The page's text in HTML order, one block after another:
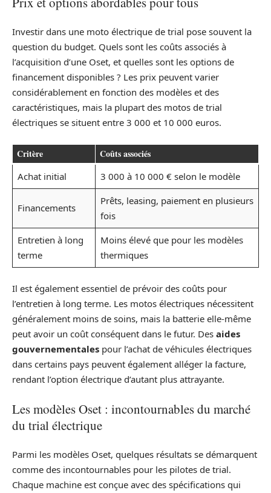
Investir dans une moto électrique de trial pose souvent la
question du budget. Quels sont les coûts associés à
l’acquisition d’une Oset, et quelles sont les options de
financement disponibles ? Les prix peuvent varier
considérablement en fonction des modèles et des
caractéristiques, mais la plupart des motos de trial
électriques se situent entre 3 000 et 10 000 euros.
Critère Coûts associés
Achat initial 3 000 à 10 000 € selon le modèle
Financements
Prêts, leasing, paiement en plusieurs
fois
Entretien à long
terme
Moins élevé que pour les modèles
thermiques
Il est également essentiel de prévoir des coûts pour
l’entretien à long terme. Les motos électriques nécessitent
généralement moins de soins, mais la batterie elle-même
peut avoir un coût conséquent dans le futur. Des aides
gouvernementales pour l’achat de véhicules électriques
dans certains pays peuvent également alléger la facture,
rendant l’option électrique d’autant plus attrayante.
Les modèles Oset : incontournables du marché
du trial électrique
Parmi les modèles Oset, quelques résultats se démarquent
comme des incontournables pour les pilotes de trial.
Chaque machine est conçue avec des spécifications qui